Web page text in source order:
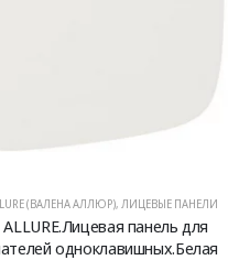
(ВАЛЕНА АЛЛЮР), ЛИЦЕВЫЕ ПАНЕЛИ
ALLURE.Лицевая панель для
одноклавишных.Белая